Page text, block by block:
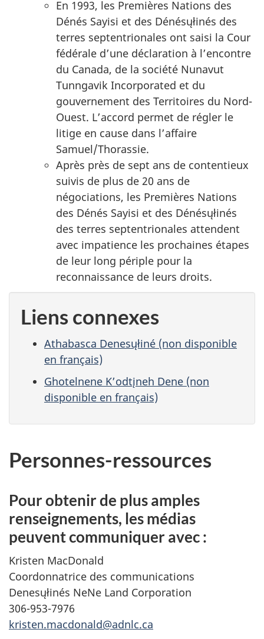
En 1993, les Premières Nations des
Dénés Sayisi et des Dénésųłinés des
terres septentrionales ont saisi la Cour
fédérale d’une déclaration à l’encontre
du Canada, de la société Nunavut
Tunngavik Incorporated et du
gouvernement des Territoires du Nord-
Ouest. L’accord permet de régler le
litige en cause dans l’affaire
Samuel/Thorassie.
Après près de sept ans de contentieux
suivis de plus de 20 ans de
négociations, les Premières Nations
des Dénés Sayisi et des Dénésųłinés
des terres septentrionales attendent
avec impatience les prochaines étapes
de leur long périple pour la
reconnaissance de leurs droits.
Liens connexes
Athabasca Denesųłiné (non disponible
en français)
Ghotelnene K’odtįneh Dene (non
disponible en français)
Personnes-ressources
Pour obtenir de plus amples
renseignements, les médias
peuvent communiquer avec :
Kristen MacDonald
Coordonnatrice des communications
Denesųłinés NeNe Land Corporation
306-953-7976
kristen.macdonald@adnlc.ca